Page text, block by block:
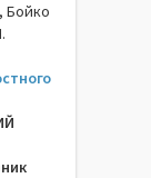
, Бойко